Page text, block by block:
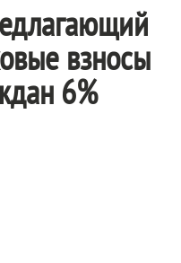
взносы
6%